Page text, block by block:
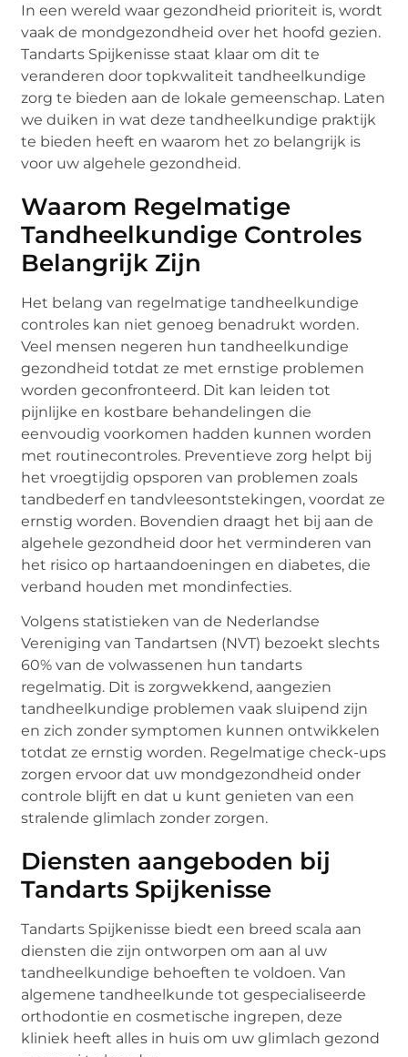
In een wereld waar gezondheid prioriteit is, wordt
vaak de mondgezondheid over het hoofd gezien.
Tandarts Spijkenisse staat klaar om dit te
veranderen door topkwaliteit tandheelkundige
zorg te bieden aan de lokale gemeenschap. Laten
we duiken in wat deze tandheelkundige praktijk
te bieden heeft en waarom het zo belangrijk is
voor uw algehele gezondheid.
Waarom Regelmatige
Tandheelkundige Controles
Belangrijk Zijn
Het belang van regelmatige tandheelkundige
controles kan niet genoeg benadrukt worden.
Veel mensen negeren hun tandheelkundige
gezondheid totdat ze met ernstige problemen
worden geconfronteerd. Dit kan leiden tot
pijnlijke en kostbare behandelingen die
eenvoudig voorkomen hadden kunnen worden
met routinecontroles. Preventieve zorg helpt bij
het vroegtijdig opsporen van problemen zoals
tandbederf en tandvleesontstekingen, voordat ze
ernstig worden. Bovendien draagt het bij aan de
algehele gezondheid door het verminderen van
het risico op hartaandoeningen en diabetes, die
verband houden met mondinfecties.
Volgens statistieken van de Nederlandse
Vereniging van Tandartsen (NVT) bezoekt slechts
60% van de volwassenen hun tandarts
regelmatig. Dit is zorgwekkend, aangezien
tandheelkundige problemen vaak sluipend zijn
en zich zonder symptomen kunnen ontwikkelen
totdat ze ernstig worden. Regelmatige check-ups
zorgen ervoor dat uw mondgezondheid onder
controle blijft en dat u kunt genieten van een
stralende glimlach zonder zorgen.
Diensten aangeboden bij
Tandarts Spijkenisse
Tandarts Spijkenisse biedt een breed scala aan
diensten die zijn ontworpen om aan al uw
tandheelkundige behoeften te voldoen. Van
algemene tandheelkunde tot gespecialiseerde
orthodontie en cosmetische ingrepen, deze
kliniek heeft alles in huis om uw glimlach gezond